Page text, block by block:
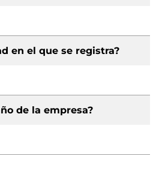
en el que se registra?
de la empresa?